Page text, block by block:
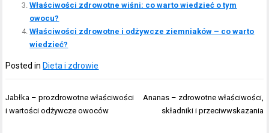
Właściwości zdrowotne wiśni: co warto wiedzieć o tym
owocu?
Właściwości zdrowotne i odżywcze ziemniaków – co warto
wiedzieć?
Posted in Dieta i zdrowie
Nawigacja
wpisu
Jabłka – prozdrowotne właściwości
i wartości odżywcze owoców
Ananas – zdrowotne właściwości,
składniki i przeciwwskazania